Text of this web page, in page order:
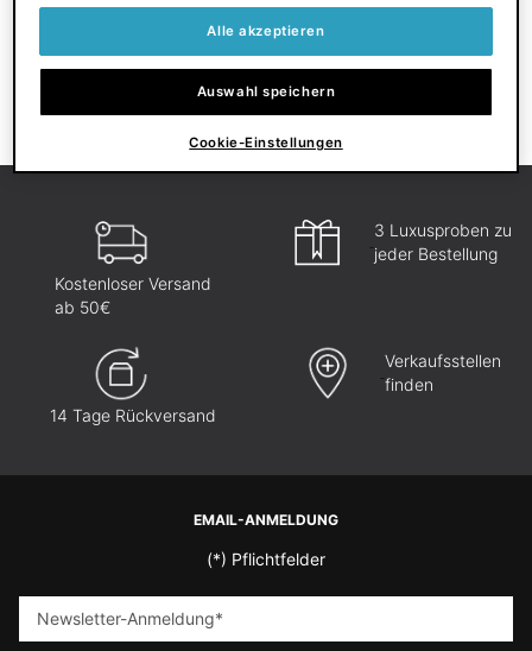
Preis pro Einheit (5.500,00 € / 1l)
Kostenloser Versand
ab 50€
3 Luxusproben zu
jeder Bestellung
14 Tage Rückversand
Verkaufsstellen
finden
EMAIL-ANMELDUNG
(*) Pflichtfelder
Newsletter-Anmeldung*
Alle akzeptieren
Auswahl speichern
Cookie-Einstellungen